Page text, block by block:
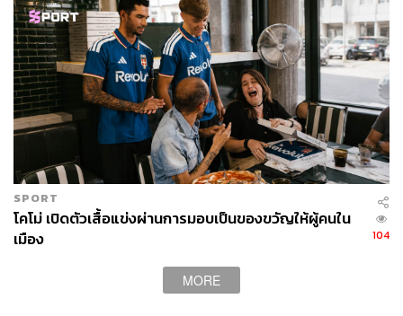
สโมสรไปในทิศทางใดเข้ามาคุมทีมด้วยสัญญา 2 ปีครึ่ง
ช่วงเวลาไม่ถึง 3 ปีผ่านไป ซีดานได้พิสูจน์แล้วว่าเขานำพา
สโมสรกลับเข้าสู่ดีเอ็นเอแห่งความสำเร็จของสโมสรด้วย
การพาทีมคว้าแชมป์ยูฟ่าแชมเปียนส์ลีก 2 สมัยติดต่อกันเป็น
ครั้งแรกนับตั้งแต่ฟุตบอลรายการนี้เปลี่ยนชื่อเมื่อปี 1993 และ
ในเวลานี้กำลังเตรียมสร้างสถิติเป็นทีมแรกที่สามารถคว้า
แชมป์ยูฟ่าแชมเปียนส์ลีกติดต่อกัน 3 สมัยได้เป็นทีมแรก นับ
ตั้งแต่บาเยิร์น มิวนิก ที่คว้าแชมป์ยุโรปติดต่อกัน 3 สมัยในปี
1976
SPORT
โคโม่ เปิดตัวเสื้อแข่งผ่านการมอบเป็นของขวัญให้ผู้คนใน
เมือง
104
MORE